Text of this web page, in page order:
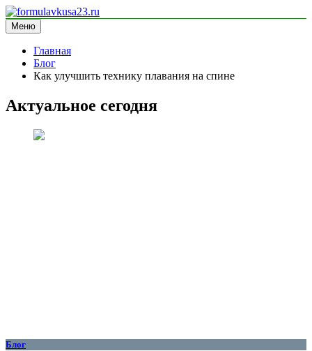
Перейти
к
содержимому
formulavkusa23.ru
блог про спорт
Меню
Главная
Блог
Как улучшить технику плавания на спине
Актуальное сегодня
Блог